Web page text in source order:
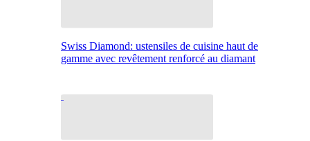
Swiss Diamond: ustensiles de cuisine haut de
gamme avec revêtement renforcé au diamant